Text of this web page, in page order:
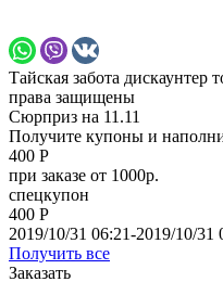
Тайская забота дискаунтер
права защищены
Сюрприз на 11.11
Получите купоны и
400 Р
при заказе от 1000р.
спецкупон
400 Р
2019/10/31 06:21-2019/10/31
Получить все
Заказать